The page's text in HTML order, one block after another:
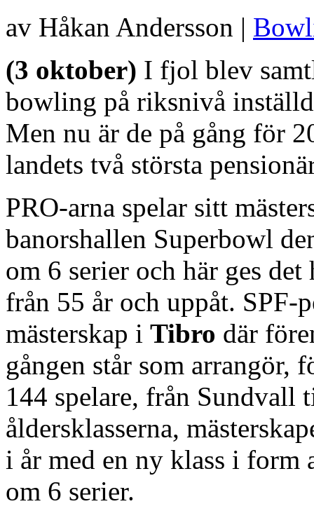
av Håkan Andersson |
(3 oktober) I fjol blev
bowling på riksnivå
Men nu är de på gång för
landets två största
PRO-arna spelar sitt
banorshallen Superbowl
om 6 serier och här ges
från 55 år och uppåt. SPF-
mästerskap i Tibro där
gången står som arrangör,
144 spelare, från Sundvall
åldersklasserna,
i år med en ny klass i form
om 6 serier.